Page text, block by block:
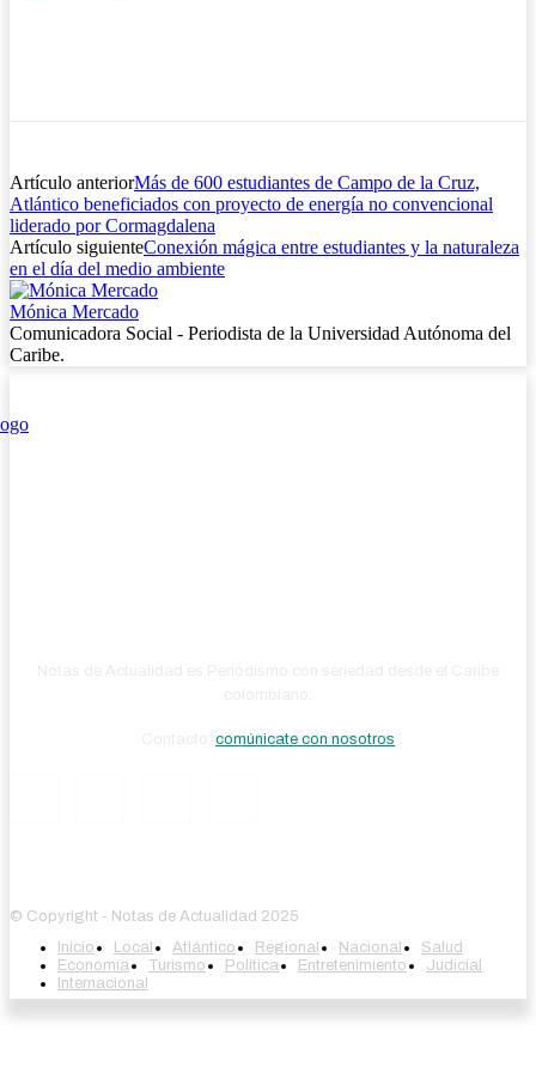
Artículo anteriorMás de 600 estudiantes de Campo de la Cruz,
Atlántico beneficiados con proyecto de energía no convencional
liderado por Cormagdalena
Artículo siguienteConexión mágica entre estudiantes y la naturaleza
en el día del medio ambiente
Mónica Mercado
Comunicadora Social - Periodista de la Universidad Autónoma del
Caribe.
comúnicate con nosotros
© Copyright - Notas de Actualidad 2025
Inicio
Local Atlántico Regional Nacional
Salud
Economía
Turismo Política Entretenimiento
Judicial
Internacional